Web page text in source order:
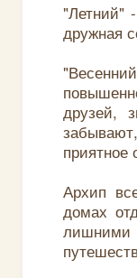
"Летний"
дружная
друзей,
Архип
домах